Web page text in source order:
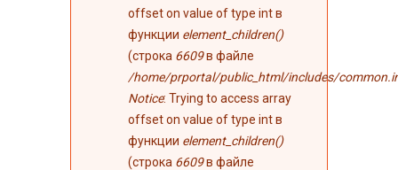
offset on value of type int в
функции element_children()
(строка 6609в файле
/home/prportal/public_html/includes/
Notice: Trying to access array
offset on value of type int в
функции element_children()
(строка 6609в файле